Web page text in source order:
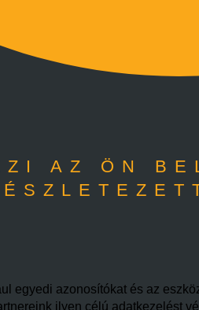
AZ ÖN
egyedi azonosítókat és az
ilyen célú adatkezelést